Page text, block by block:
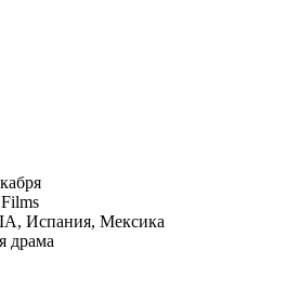
Испания, Мексика
драма